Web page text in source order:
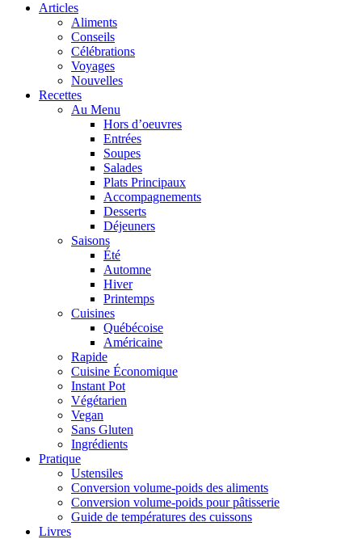
Articles
Aliments
Conseils
Célébrations
Voyages
Nouvelles
Recettes
Au Menu
Hors d’oeuvres
Entrées
Soupes
Salades
Plats Principaux
Accompagnements
Desserts
Déjeuners
Saisons
Été
Automne
Hiver
Printemps
Cuisines
Québécoise
Américaine
Rapide
Cuisine Économique
Instant Pot
Végétarien
Vegan
Sans Gluten
Ingrédients
Pratique
Ustensiles
Conversion volume-poids des aliments
Conversion volume-poids pour pâtisserie
Guide de températures des cuissons
Livres